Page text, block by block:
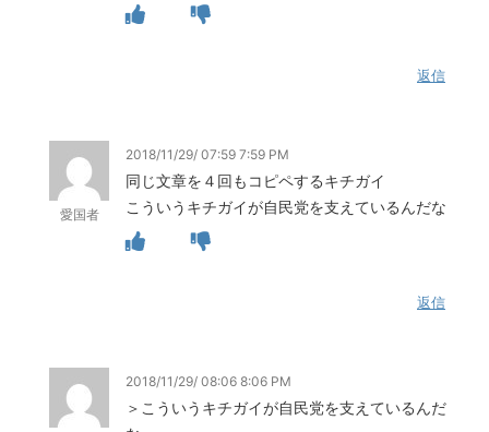
返信
愛国者
2018/11/29/ 07:59 7:59 PM
同じ文章を４回もコピペするキチガイ
こういうキチガイが自民党を支えているんだな
返信
2018/11/29/ 08:06 8:06 PM
＞こういうキチガイが自民党を支えているんだ